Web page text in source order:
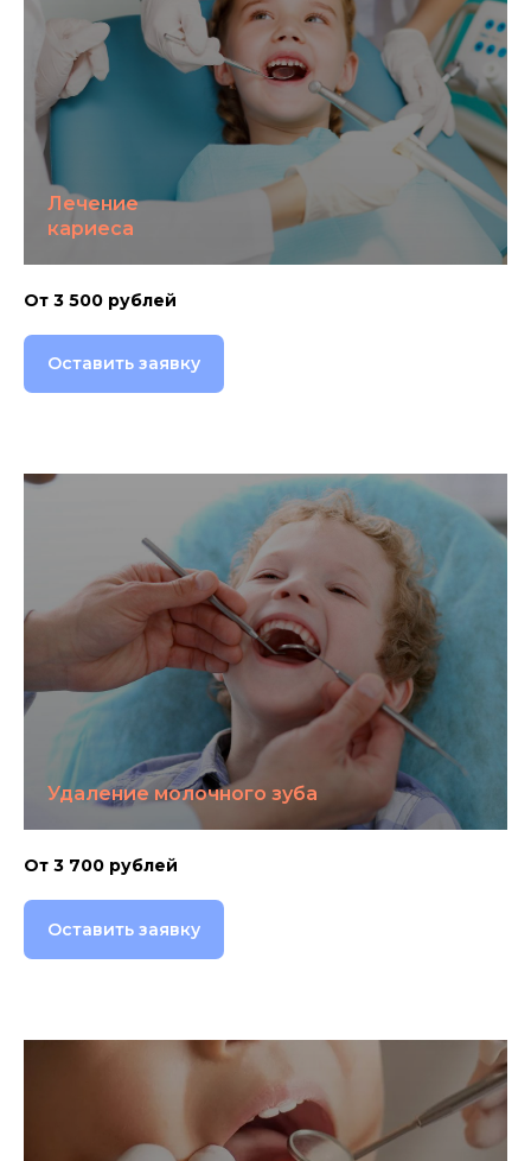
Лечение
кариеса
От 3 500 рублей
Оставить заявку
Удаление молочного зуба
От 3 700 рублей
Оставить заявку